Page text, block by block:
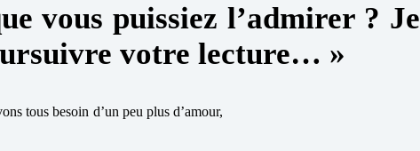
vous puissiez l’admirer ? Je
votre lecture… »
tous besoin d’un peu plus d’amour,